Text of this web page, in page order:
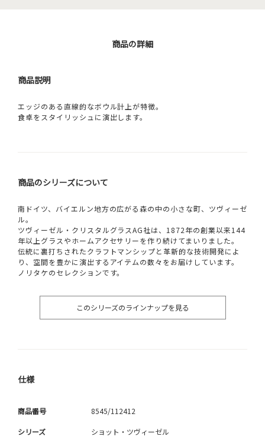
商品の詳細
商品説明
エッジのある直線的なボウル計上が特徴。
食卓をスタイリッシュに演出します。
商品のシリーズについて
南ドイツ、バイエルン地方の広がる森の中の小さな町、ツヴィーゼ
ル。
ツヴィーゼル・クリスタルグラスAG社は、1872年の創業以来144
年以上グラスやホームアクセサリーを作り続けてまいりました。
伝統に裏打ちされたクラフトマンシップと革新的な技術開発によ
り、空間を豊かに演出するアイテムの数々をお届けしています。
ノリタケのセレクションです。
このシリーズのラインナップを見る
仕様
商品番号 8545/112412
シリーズ ショット・ツヴィーゼル